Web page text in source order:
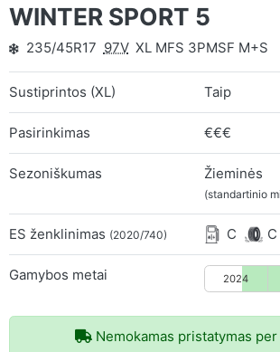
WINTER SPORT 5
235/45R17 97V XL MFS 3PMSF M+S
Sustiprintos (XL) Taip
Pasirinkimas €€€
Sezoniškumas Žieminės
(standartinio
ES ženklinimas (2020/740) C C
Gamybos metai 2024
Nemokamas pristatymas